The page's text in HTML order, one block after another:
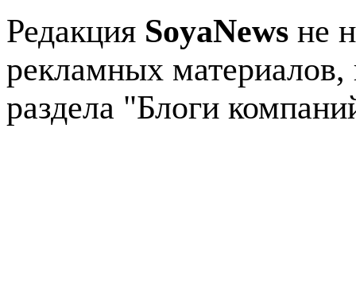
Редакция SoyaNews не
рекламных
раздела "Блоги